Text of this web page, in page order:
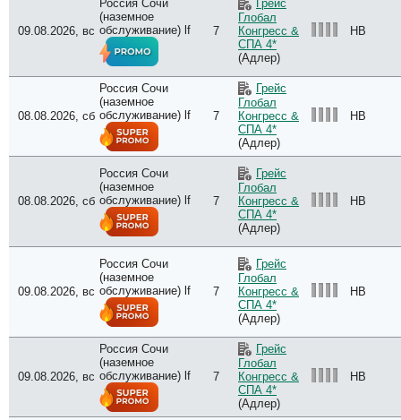
09.08.2026, вс
Россия Сочи
(наземное
обслуживание) lf
7
Грейс
Глобал
Конгресс &
СПА 4*
(Адлер)
HB
08.08.2026, сб
Россия Сочи
(наземное
обслуживание) lf
7
Грейс
Глобал
Конгресс &
СПА 4*
(Адлер)
HB
08.08.2026, сб
Россия Сочи
(наземное
обслуживание) lf
7
Грейс
Глобал
Конгресс &
СПА 4*
(Адлер)
HB
09.08.2026, вс
Россия Сочи
(наземное
обслуживание) lf
7
Грейс
Глобал
Конгресс &
СПА 4*
(Адлер)
HB
09.08.2026, вс
Россия Сочи
(наземное
обслуживание) lf
7
Грейс
Глобал
Конгресс &
СПА 4*
(Адлер)
HB